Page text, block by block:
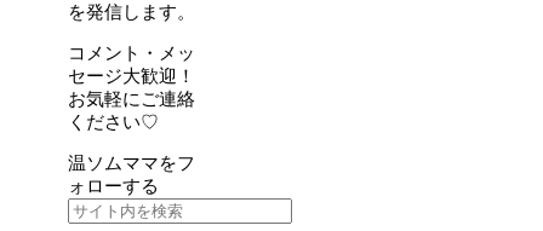
を発信します。
コメント・メッ
セージ大歓迎！
お気軽にご連絡
ください♡
温ソムママをフ
ォローする